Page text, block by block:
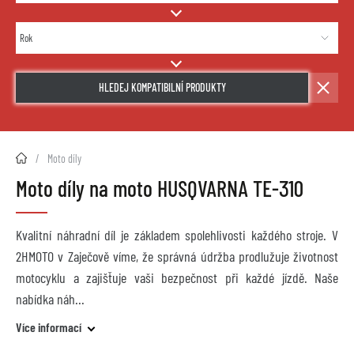
HLEDEJ KOMPATIBILNÍ PRODUKTY
2HMOTO.cz Moto díly
Moto díly na moto HUSQVARNA TE-310
Kvalitní náhradní díl je základem spolehlivosti každého stroje. V
2HMOTO v Zaječově víme, že správná údržba prodlužuje životnost
motocyklu a zajišťuje vaši bezpečnost při každé jízdě. Naše
nabídka náh
Více informací